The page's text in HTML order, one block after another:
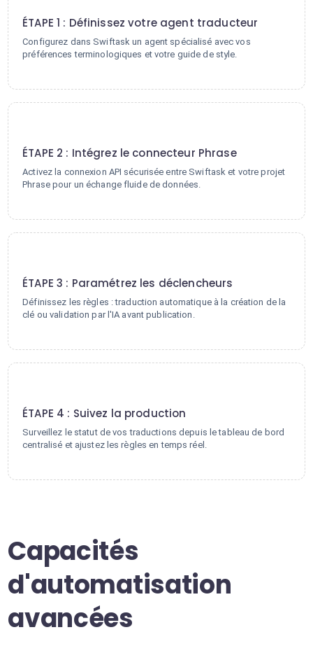
ÉTAPE 1 : Définissez votre agent traducteur
Configurez dans Swiftask un agent spécialisé avec vos
préférences terminologiques et votre guide de style.
ÉTAPE 2 : Intégrez le connecteur Phrase
Activez la connexion API sécurisée entre Swiftask et votre projet
Phrase pour un échange fluide de données.
ÉTAPE 3 : Paramétrez les déclencheurs
Définissez les règles : traduction automatique à la création de la
clé ou validation par l'IA avant publication.
ÉTAPE 4 : Suivez la production
Surveillez le statut de vos traductions depuis le tableau de bord
centralisé et ajustez les règles en temps réel.
Capacités
d'automatisation
avancées